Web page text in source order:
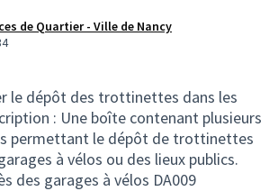
de Quartier - Ville de Nancy
le dépôt des trottinettes dans les
: Une boîte contenant plusieurs
permettant le dépôt de trottinettes
à vélos ou des lieux publics.
des garages à vélos DA009